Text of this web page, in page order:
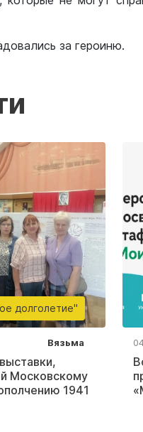
за героиню.
долголетие"
Вязьма
Московскому
1941